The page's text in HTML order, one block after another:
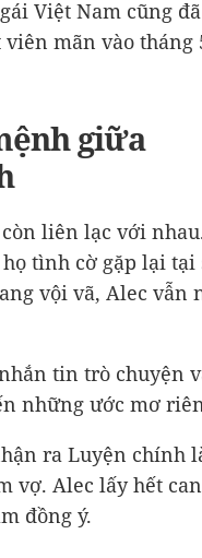
Việt Nam cũng
mãn vào tháng
giữa
liên lạc với
tình cờ gặp lại tại
vội vã, Alec vẫn
tin trò chuyện
những ước mơ
ra Luyện chính
vợ. Alec lấy hết
đồng ý.